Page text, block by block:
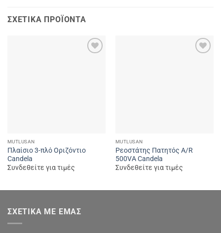
ΣΧΕΤΙΚΆ ΠΡΟΪΌΝΤΑ
MUTLUSAN
Πλαίσιο 3-πλό Οριζόντιο
Candela
Συνδεθείτε για τιμές
MUTLUSAN
Ρεοστάτης Πατητός A/R
500VA Candela
Συνδεθείτε για τιμές
ΣΧΕΤΙΚΆ ΜΕ ΕΜΆΣ